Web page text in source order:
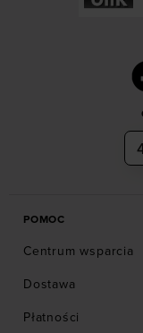
POMOC
Centrum wsparcia
Dostawa
Płatności